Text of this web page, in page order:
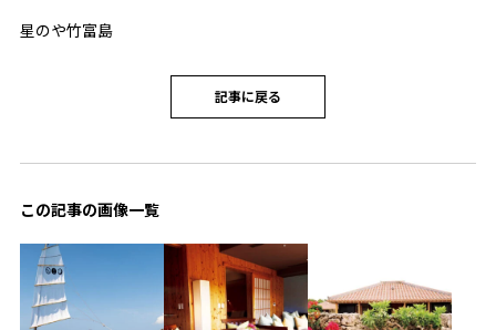
星のや竹富島
記事に戻る
この記事の画像一覧